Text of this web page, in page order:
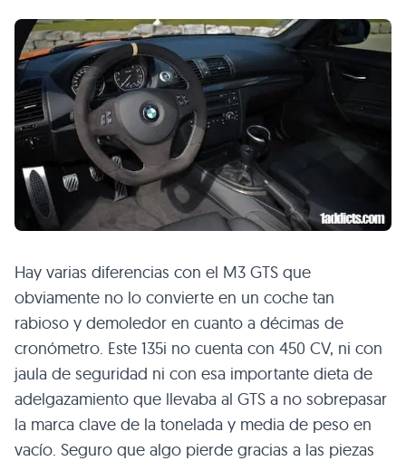
Hay varias diferencias con el M3 GTS que
obviamente no lo convierte en un coche tan
rabioso y demoledor en cuanto a décimas de
cronómetro. Este 135i no cuenta con 450 CV, ni con
jaula de seguridad ni con esa importante dieta de
adelgazamiento que llevaba al GTS a no sobrepasar
la marca clave de la tonelada y media de peso en
vacío. Seguro que algo pierde gracias a las piezas